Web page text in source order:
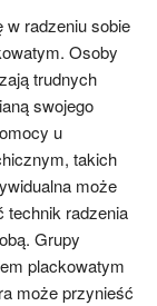
radzeniu sobie
Osoby
trudnych
swojego
u
takich
może
technik radzenia
Grupy
plackowatym
może przynieść